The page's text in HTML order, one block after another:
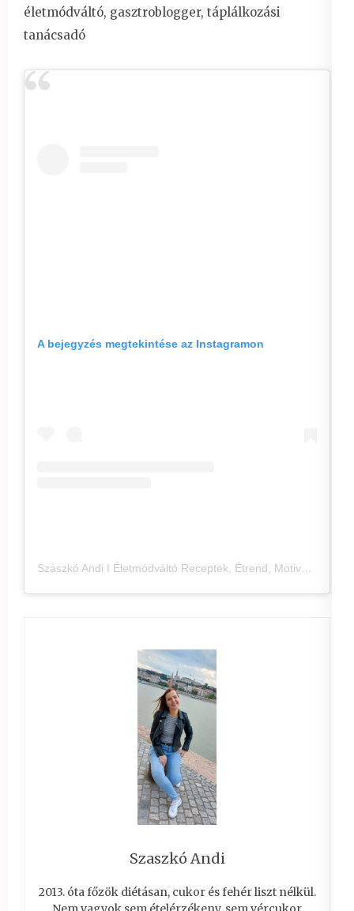
életmódváltó, gasztroblogger, táplálkozási
tanácsadó
A bejegyzés megtekintése az Instagramon
Szaszkó Andi I Életmódváltó Receptek, Étrend, Motiváció (@salatagyar_szaszko_andi) által megosztott bejegyzés
Szaszkó Andi
2013. óta főzök diétásan, cukor és fehér liszt nélkül.